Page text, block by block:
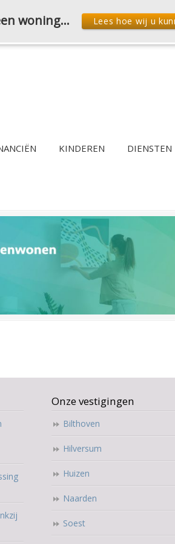
KINDEREN DIENSTEN
Onze vestigingen
Bilthoven
Hilversum
Huizen
Naarden
Soest
woning… Lees hoe wij u